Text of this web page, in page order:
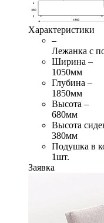
Характеристики
–
Лежанка с
Ширина –
1050мм
Глубина –
1850мм
Высота –
680мм
Высота
380мм
Подушка в
1шт.
Заявка